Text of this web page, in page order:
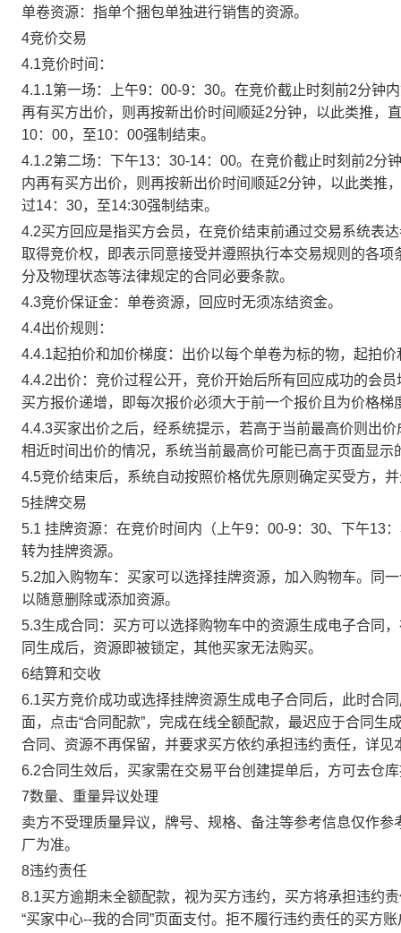
单卷资源：指单个捆包单独进行销售的资源。
4竞价交易
4.1竞价时间：
4.1.1第一场：上午9：00-9：30。在竞价截止时刻前2分钟
再有买方出价，则再按新出价时间顺延2分钟，以此类推，
10：00，至10：00强制结束。
4.1.2第二场：下午13：30-14：00。在竞价截止时刻前2分
内再有买方出价，则再按新出价时间顺延2分钟，以此类推
过14：30，至14:30强制结束。
4.2买方回应是指买方会员，在竞价结束前通过交易系统表
取得竞价权，即表示同意接受并遵照执行本交易规则的各
分及物理状态等法律规定的合同必要条款。
4.3竞价保证金：单卷资源，回应时无须冻结资金。
4.4出价规则：
4.4.1起拍价和加价梯度：出价以每个单卷为标的物，起拍
4.4.2出价：竞价过程公开，竞价开始后所有回应成功的会
买方报价递增，即每次报价必须大于前一个报价且为价格
4.4.3买家出价之后，经系统提示，若高于当前最高价则出
相近时间出价的情况，系统当前最高价可能已高于页面显示
4.5竞价结束后，系统自动按照价格优先原则确定买受方，
5挂牌交易
5.1 挂牌资源：在竞价时间内（上午9：00-9：30、下午13
转为挂牌资源。
5.2加入购物车：买家可以选择挂牌资源，加入购物车。同
以随意删除或添加资源。
5.3生成合同：买方可以选择购物车中的资源生成电子合同
同生成后，资源即被锁定，其他买家无法购买。
6结算和交收
6.1买方竞价成功或选择挂牌资源生成电子合同后，此时合
面，点击“合同配款”，完成在线全额配款，最迟应于合同
合同、资源不再保留，并要求买方依约承担违约责任，详见
6.2合同生效后，买家需在交易平台创建提单后，方可去仓
7数量、重量异议处理
卖方不受理质量异议，牌号、规格、备注等参考信息仅作
厂为准。
8违约责任
8.1买方逾期未全额配款，视为买方违约，买方将承担违约
“买家中心--我的合同”页面支付。拒不履行违约责任的买方